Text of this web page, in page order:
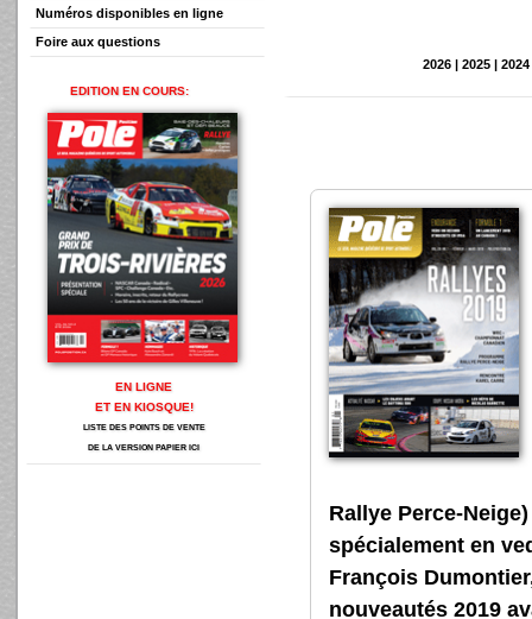
Numéros disponibles en ligne
Foire aux questions
EDITION EN COURS:
EN LIGNE
ET EN KIOSQUE!
LISTE DES POINTS DE VENTE
DE LA VERSION PAPIER ICI
2026 2025 2024
Rallye Perce-
spécialement en
François
nouveautés 2019